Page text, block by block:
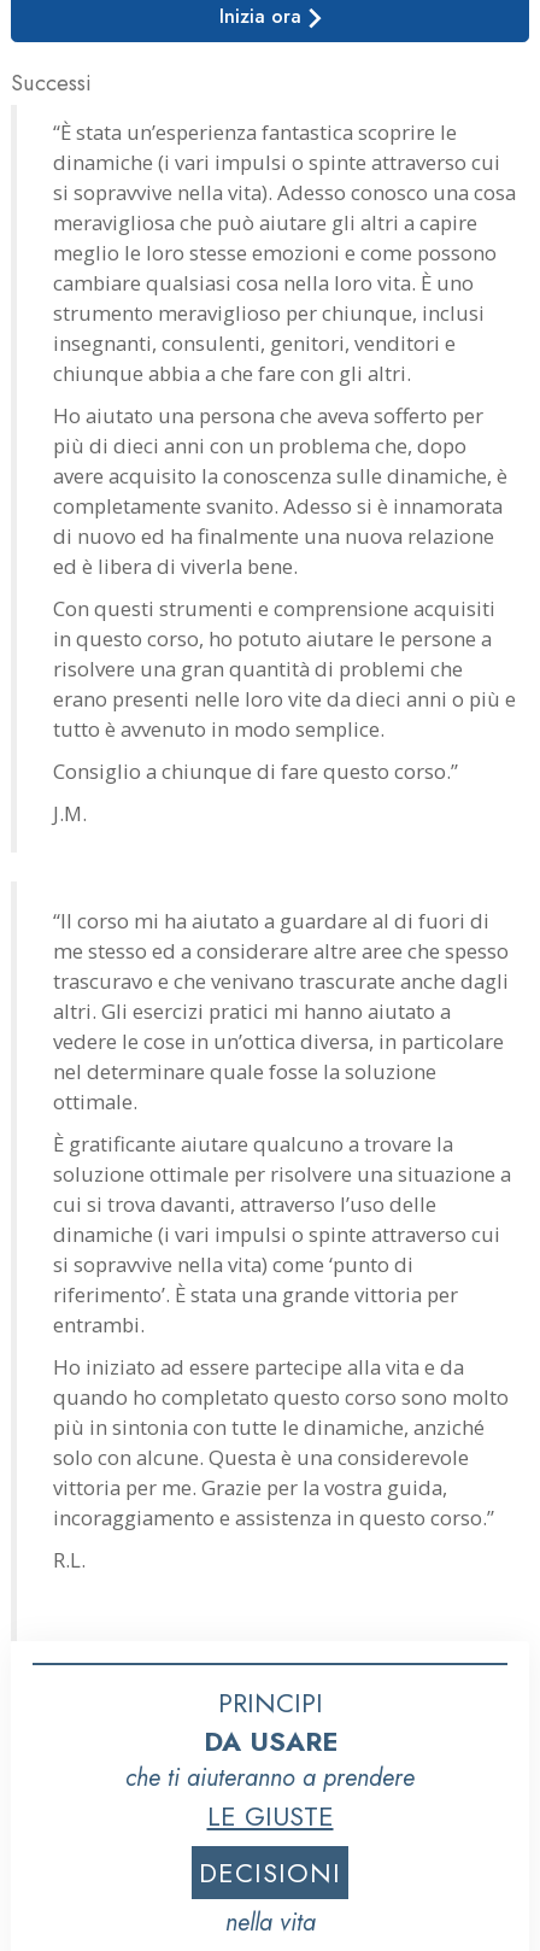
Inizia ora
Successi
“È stata un’esperienza fantastica scoprire le
dinamiche (i vari impulsi o spinte attraverso cui
si sopravvive nella vita). Adesso conosco una cosa
meravigliosa che può aiutare gli altri a capire
meglio le loro stesse emozioni e come possono
cambiare qualsiasi cosa nella loro vita. È uno
strumento meraviglioso per chiunque, inclusi
insegnanti, consulenti, genitori, venditori e
chiunque abbia a che fare con gli altri.
Ho aiutato una persona che aveva sofferto per
più di dieci anni con un problema che, dopo
avere acquisito la conoscenza sulle dinamiche, è
completamente svanito. Adesso si è innamorata
di nuovo ed ha finalmente una nuova relazione
ed è libera di viverla bene.
Con questi strumenti e comprensione acquisiti
in questo corso, ho potuto aiutare le persone a
risolvere una gran quantità di problemi che
erano presenti nelle loro vite da dieci anni o più e
tutto è avvenuto in modo semplice.
Consiglio a chiunque di fare questo corso.”
J.M.
“Il corso mi ha aiutato a guardare al di fuori di
me stesso ed a considerare altre aree che spesso
trascuravo e che venivano trascurate anche dagli
altri. Gli esercizi pratici mi hanno aiutato a
vedere le cose in un’ottica diversa, in particolare
nel determinare quale fosse la soluzione
ottimale.
È gratificante aiutare qualcuno a trovare la
soluzione ottimale per risolvere una situazione a
cui si trova davanti, attraverso l’uso delle
dinamiche (i vari impulsi o spinte attraverso cui
si sopravvive nella vita) come ‘punto di
riferimento’. È stata una grande vittoria per
entrambi.
Ho iniziato ad essere partecipe alla vita e da
quando ho completato questo corso sono molto
più in sintonia con tutte le dinamiche, anziché
solo con alcune. Questa è una considerevole
vittoria per me. Grazie per la vostra guida,
incoraggiamento e assistenza in questo corso.”
R.L.
PRINCIPI
DA USARE
che ti aiuteranno a prendere
LE GIUSTE
DECISIONI
nella vita